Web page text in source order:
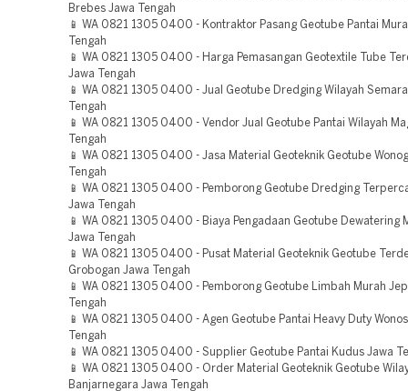
Brebes Jawa Tengah
📱 WA 0821 1305 0400 - Kontraktor Pasang Geotube Pantai
Tengah
📱 WA 0821 1305 0400 - Harga Pemasangan Geotextile Tube
Jawa Tengah
📱 WA 0821 1305 0400 - Jual Geotube Dredging Wilayah
Tengah
📱 WA 0821 1305 0400 - Vendor Jual Geotube Pantai Wilayah
Tengah
📱 WA 0821 1305 0400 - Jasa Material Geoteknik Geotube
Tengah
📱 WA 0821 1305 0400 - Pemborong Geotube Dredging
Jawa Tengah
📱 WA 0821 1305 0400 - Biaya Pengadaan Geotube Dewatering
Jawa Tengah
📱 WA 0821 1305 0400 - Pusat Material Geoteknik Geotube
Grobogan Jawa Tengah
📱 WA 0821 1305 0400 - Pemborong Geotube Limbah Murah
Tengah
📱 WA 0821 1305 0400 - Agen Geotube Pantai Heavy Duty
Tengah
📱 WA 0821 1305 0400 - Supplier Geotube Pantai Kudus Jawa
📱 WA 0821 1305 0400 - Order Material Geoteknik Geotube
Banjarnegara Jawa Tengah